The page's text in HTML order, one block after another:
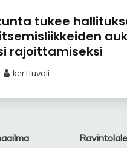
tukee
rajoittamiseksi
kerttuvali